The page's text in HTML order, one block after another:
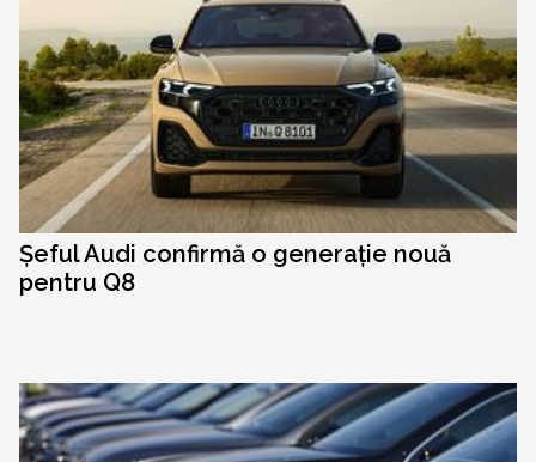
Șeful Audi confirmă o generație nouă
pentru Q8